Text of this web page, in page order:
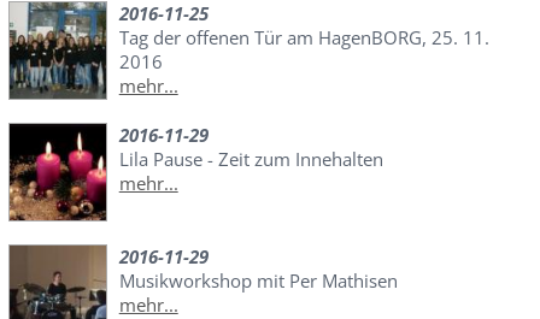
2016-11-25
Tag der offenen Tür am HagenBORG, 25. 11.
2016
mehr...
2016-11-29
Lila Pause - Zeit zum Innehalten
mehr...
2016-11-29
Musikworkshop mit Per Mathisen
mehr...